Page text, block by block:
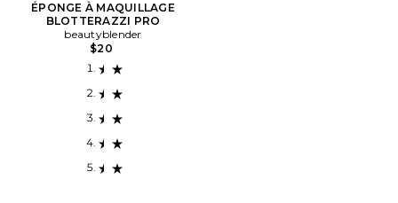
ÉPONGE À MAQUILLAGE
BLOTTERAZZI PRO
beautyblender
$20